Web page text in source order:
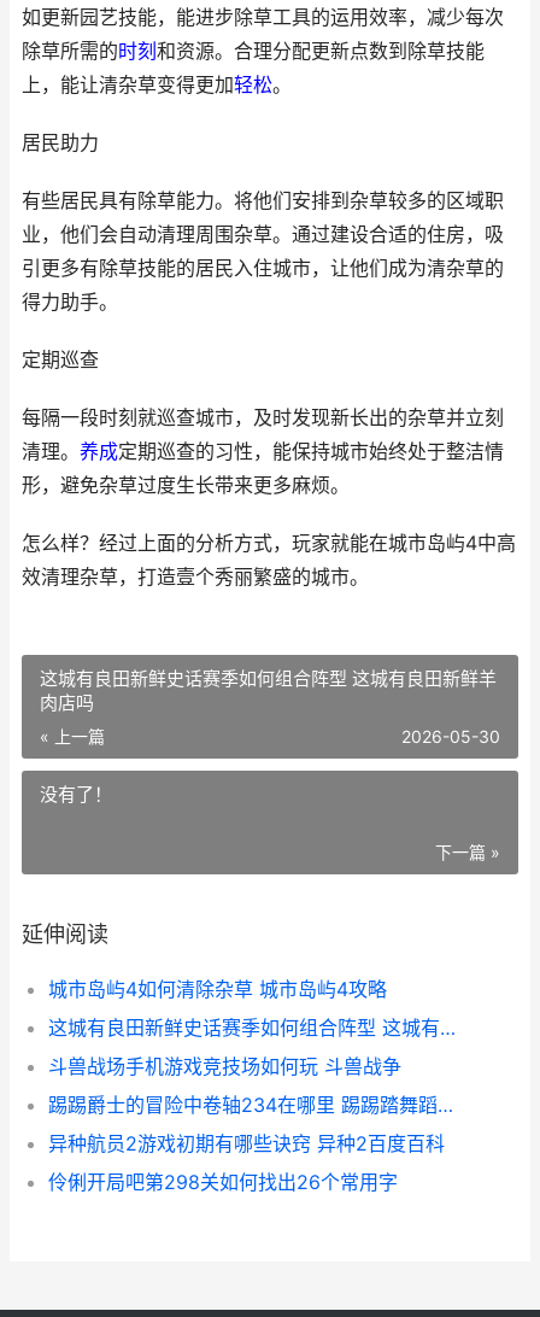
如更新园艺技能，能进步除草工具的运用效率，减少每次
除草所需的时刻 和资源。合理分配更新点数到除草技能
上，能让清杂草变得更加轻松。
居民助力
有些居民具有除草能力。将他们安排到杂草较多的区域职
业，他们会自动清理周围杂草。通过建设合适的住房，吸
引更多有除草技能的居民入住城市，让他们成为清杂草的
得力助手。
定期巡查
每隔一段时刻就巡查城市，及时发现新长出的杂草并立刻
清理。 养成定期巡查的习性，能保持城市始终处于整洁情
形，避免杂草过度生长带来更多麻烦。
怎么样？经过上面的分析方式，玩家就能在城市岛屿4中高
效清理杂草，打造壹个秀丽繁盛的城市。
这城有良田新鲜史话赛季如何组合阵型 这城有良田新鲜羊
肉店吗
« 上一篇 2026-05-30
没有了！
下一篇 »
延伸阅读
城市岛屿4如何清除杂草 城市岛屿4攻略
这城有良田新鲜史话赛季如何组合阵型 这城有良田新鲜羊肉店吗
斗兽战场手机游戏竞技场如何玩 斗兽战争
踢踢爵士的冒险中卷轴234在哪里 踢踢踏舞蹈视频
异种航员2游戏初期有哪些诀窍 异种2百度百科
伶俐开局吧第298关如何找出26个常用字